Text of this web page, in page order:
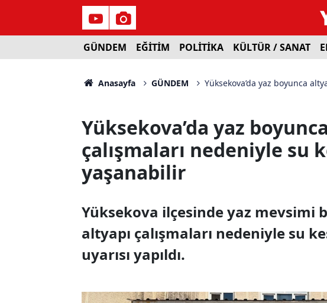
GÜNDEM EĞİTİM POLİTİKA KÜLTÜR / SANAT
Anasayfa GÜNDEM Yüksekova’da yaz boyunca
Yüksekova’da yaz
çalışmaları nedeniyle su
yaşanabilir
Yüksekova ilçesinde yaz mevsimi
altyapı çalışmaları nedeniyle su
uyarısı yapıldı.